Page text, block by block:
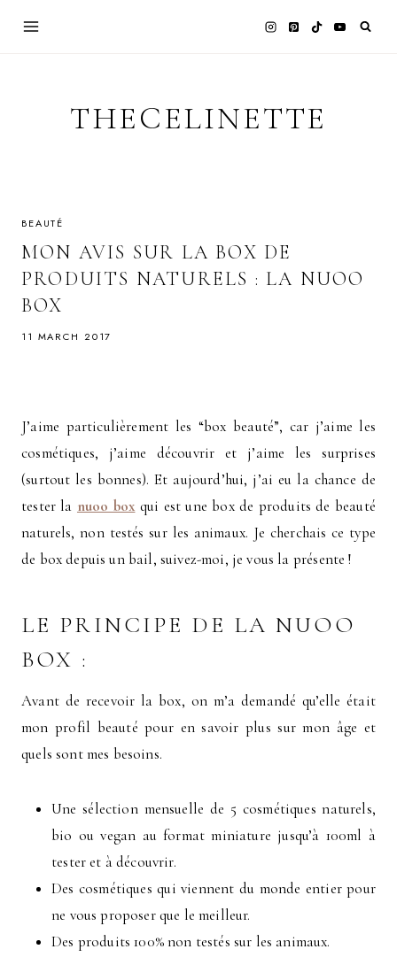
THECELINETTE
BEAUTÉ
MON AVIS SUR LA BOX DE
PRODUITS NATURELS : LA NUOO
BOX
11 MARCH 2017
J’aime particulièrement les “box beauté”, car j’aime les
cosmétiques, j’aime découvrir et j’aime les surprises
(surtout les bonnes). Et aujourd’hui, j’ai eu la chance de
tester la nuoo box qui est une box de produits de beauté
naturels, non testés sur les animaux. Je cherchais ce type
de box depuis un bail, suivez-moi, je vous la présente !
LE PRINCIPE DE LA NUOO
BOX :
Avant de recevoir la box, on m’a demandé qu’elle était
mon profil beauté pour en savoir plus sur mon âge et
quels sont mes besoins.
Une sélection mensuelle de 5 cosmétiques naturels,
bio ou vegan au format miniature jusqu’à 100ml à
tester et à découvrir.
Des cosmétiques qui viennent du monde entier pour
ne vous proposer que le meilleur.
Des produits 100% non testés sur les animaux.